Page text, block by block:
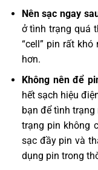
Nên sạc ngay
ở tình trạng quá
“cell” pin rất
hơn.
Không nên để
hết sạch hiệu
bạn để tình
trạng pin không
sạc đầy pin và
dụng pin trong